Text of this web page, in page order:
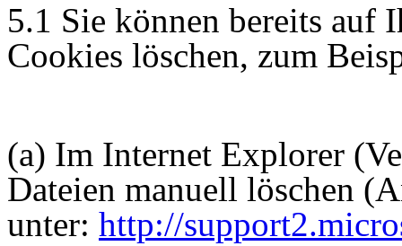
5.1 Sie können bereits auf
Cookies löschen, zum
(a) Im Internet Explorer
Dateien manuell löschen
unter: http://